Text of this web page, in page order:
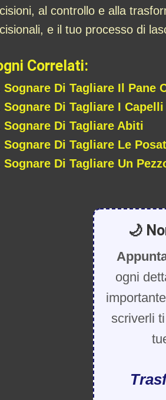
al controllo e alla
e il tuo processo di
Correlati:
Sognare Di Tagliare Il Pane
Sognare Di Tagliare I
Sognare Di Tagliare Abiti
Sognare Di Tagliare Le
Sognare Di Tagliare Un
🌙
ogni
scriverli